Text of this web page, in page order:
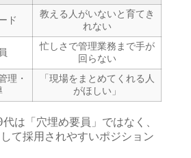
ド
教える人がいないと育てき
れない
忙しさで管理業務まで手が
回らない
理・
「現場をまとめてくれる人
がほしい」
は「穴埋め要員」ではなく、
して採用されやすいポジション